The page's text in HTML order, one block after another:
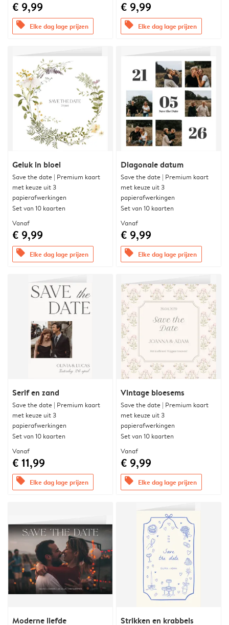
€ 9,99
offers Elke dag lage prijzen
€ 9,99
offers Elke dag lage prijzen
Geluk in bloei
Save the date | Premium kaart
met keuze uit 3
papierafwerkingen
Set van 10 kaarten
Vanaf
€ 9,99
offers Elke dag lage prijzen
Diagonale datum
Save the date | Premium kaart
met keuze uit 3
papierafwerkingen
Set van 10 kaarten
Vanaf
€ 9,99
offers Elke dag lage prijzen
Serif en zand
Save the date | Premium kaart
met keuze uit 3
papierafwerkingen
Set van 10 kaarten
Vanaf
€ 11,99
offers Elke dag lage prijzen
Vintage bloesems
Save the date | Premium kaart
met keuze uit 3
papierafwerkingen
Set van 10 kaarten
Vanaf
€ 9,99
offers Elke dag lage prijzen
Moderne liefde Strikken en krabbels